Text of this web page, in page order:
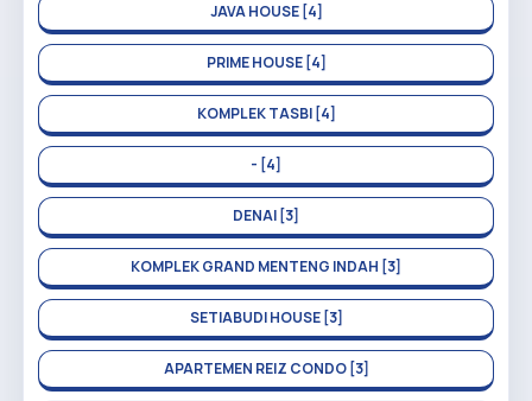
JAVA HOUSE [4]
PRIME HOUSE [4]
KOMPLEK TASBI [4]
- [4]
DENAI [3]
KOMPLEK GRAND MENTENG INDAH [3]
SETIABUDI HOUSE [3]
APARTEMEN REIZ CONDO [3]